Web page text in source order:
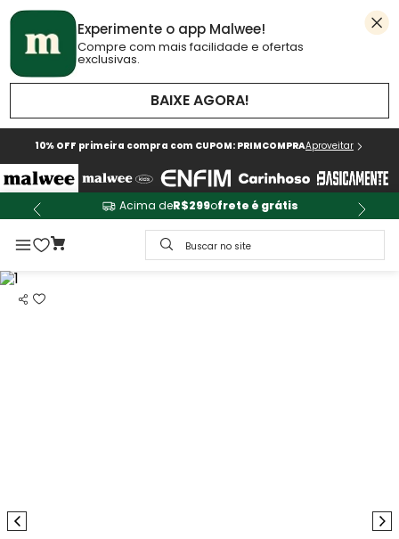
Experimente o app Malwee!
Compre com mais facilidade e ofertas
exclusivas.
BAIXE AGORA!
10% OFF primeira compra com CUPOM: PRIMCOMPRAAproveitar
Acima deR$299ofrete é grátis
Buscar no site